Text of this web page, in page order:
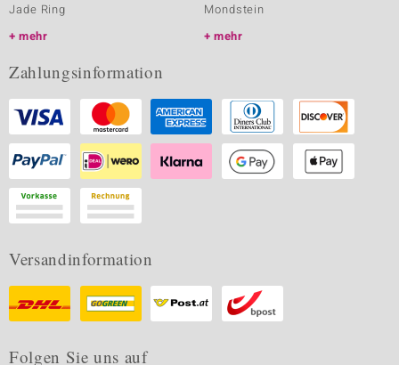
Jade Ring
mehr
Mondstein
mehr
Zahlungsinformation
Versandinformation
Folgen Sie uns auf